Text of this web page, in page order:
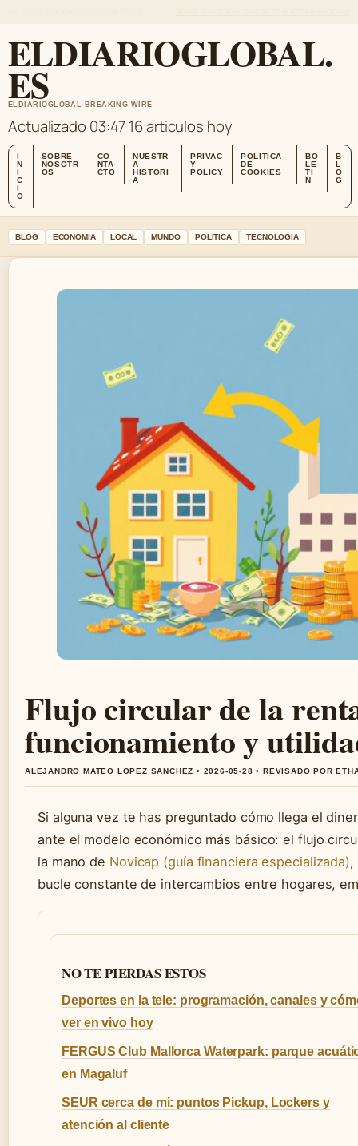
ELDIARIOGLOBAL.
ES
ELDIARIOGLOBAL BREAKING WIRE
Actualizado 03:4716 articulos hoy
I
N
I
C
I
O
SOBRE
NOSOTR
OS
CO
NTA
CTO
NUESTR
A
HISTORI
A
PRIVAC
Y
POLICY
POLITICA
DE
COOKIES
BO
LE
TI
N
B
L
O
G
BLOG ECONOMIA LOCAL MUNDO POLITICA TECNOLOGIA
Flujo circular de la
funcionamiento y
ALEJANDRO MATEO LOPEZ SANCHEZ • 2026-05-28 • REVISADO POR
Si alguna vez te has preguntado cómo llega el
ante el modelo económico más básico: el flujo
la mano de Novicap (guía financiera especializada),
bucle constante de intercambios entre hogares,
NO TE PIERDAS ESTOS
Deportes en la tele: programación, canales y
ver en vivo hoy
FERGUS Club Mallorca Waterpark: parque
en Magaluf
SEUR cerca de mi: puntos Pickup, Lockers y
atención al cliente